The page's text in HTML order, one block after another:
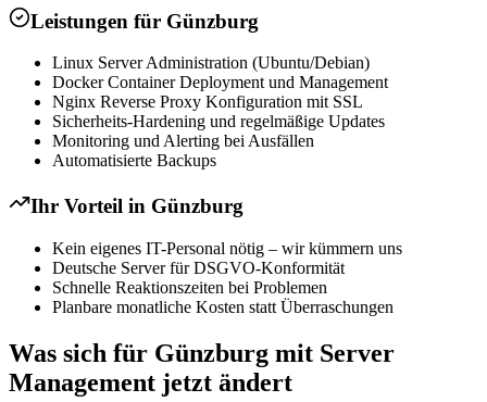
Leistungen für Günzburg
Linux Server Administration (Ubuntu/Debian)
Docker Container Deployment und Management
Nginx Reverse Proxy Konfiguration mit SSL
Sicherheits-Hardening und regelmäßige Updates
Monitoring und Alerting bei Ausfällen
Automatisierte Backups
Ihr Vorteil in Günzburg
Kein eigenes IT-Personal nötig – wir kümmern uns
Deutsche Server für DSGVO-Konformität
Schnelle Reaktionszeiten bei Problemen
Planbare monatliche Kosten statt Überraschungen
Was sich für Günzburg mit Server
Management jetzt ändert